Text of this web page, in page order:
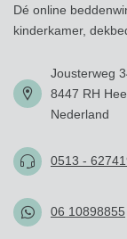
Dé online
kinderkamer,
Jousterweg
8447 RH
Nederland
0513 -
06 10898855